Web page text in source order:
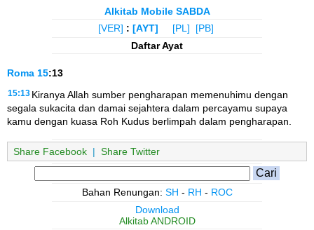
Alkitab Mobile SABDA
[VER] : [AYT] [PL]
[PB]
Daftar Ayat
Roma 15:13
15:13 Kiranya Allah sumber pengharapan memenuhimu dengan
segala sukacita dan damai sejahtera dalam percayamu supaya
kamu dengan kuasa Roh Kudus berlimpah dalam pengharapan.
Share Facebook | Share Twitter
Bahan Renungan: SH - RH - ROC
Download
Alkitab ANDROID